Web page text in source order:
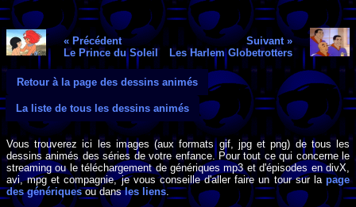
« Précédent
Le Prince du Soleil
Suivant »
Les Harlem Globetrotters
Retour à la page des dessins animés
La liste de tous les dessins animés
Vous trouverez ici les images (aux formats gif, jpg et png) de tous les
dessins animés des séries de votre enfance. Pour tout ce qui concerne le
streaming ou le téléchargement de génériques mp3 et d'épisodes en divX,
avi, mpg et compagnie, je vous conseille d'aller faire un tour sur la page
des génériquesou dansles liens.